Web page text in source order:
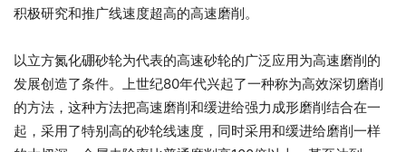
积极研究和推广线速度超高的高速磨削。
以立方氮化硼砂轮为代表的高速砂轮的广泛应用为高速磨削的
发展创造了条件。上世纪80年代兴起了一种称为高效深切磨削
的方法，这种方法把高速磨削和缓进给强力成形磨削结合在一
起，采用了特别高的砂轮线速度，同时采用和缓进给磨削一样